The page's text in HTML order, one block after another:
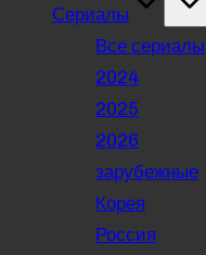
Сериалы
Все сериалы
2024
2025
2026
зарубежные
Корея
Россия